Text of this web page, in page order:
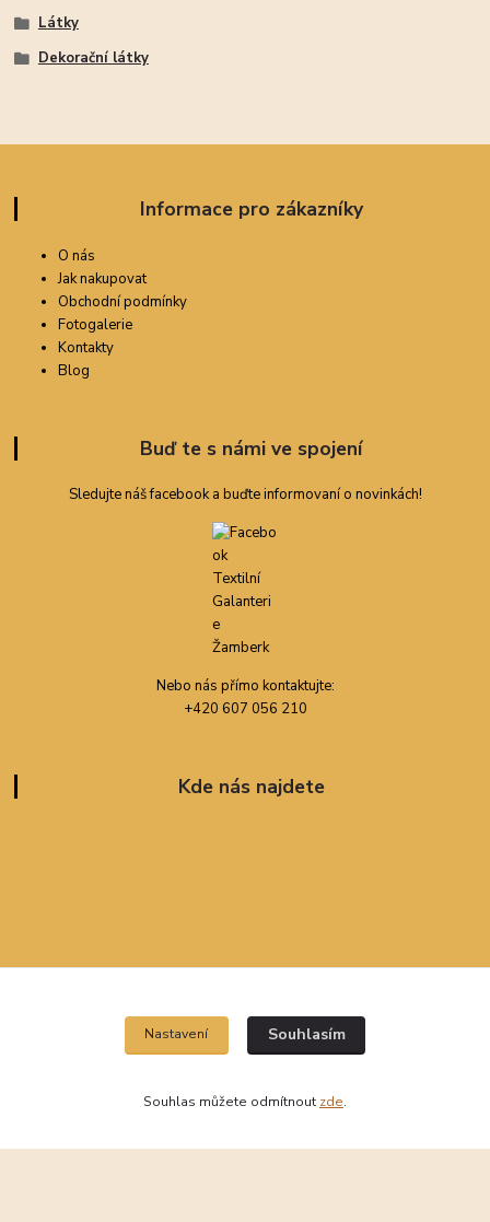
Látky
Dekorační látky
Informace pro zákazníky
O nás
Jak nakupovat
Obchodní podmínky
Fotogalerie
Kontakty
Blog
Buď te s námi ve spojení
Sledujte náš facebook a buďte informovaní o novinkách!
Nebo nás přímo kontaktujte:
+420 607 056 210
Kde nás najdete
Nastavení Souhlasím
Souhlas můžete odmítnout zde.